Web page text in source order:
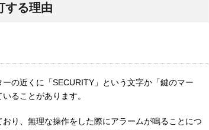
する理由
の近くに「SECURITY」という文字か「鍵のマー
ることがあります。
り、無理な操作をした際にアラームが鳴ることにつ